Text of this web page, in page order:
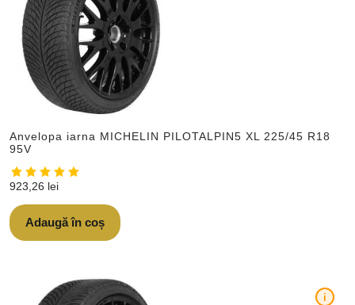
Anvelopa iarna MICHELIN PILOTALPIN5 XL 225/45 R18
95V
923,26 lei
Adaugă în coș
i